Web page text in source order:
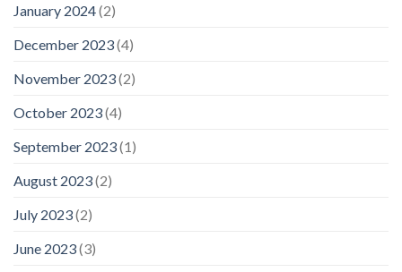
January 2024(2)
December 2023(4)
November 2023(2)
October 2023(4)
September 2023(1)
August 2023(2)
July 2023(2)
June 2023(3)